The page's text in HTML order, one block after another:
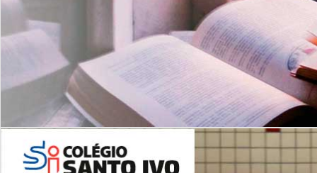
Leituras Literárias
6º AO 9º ANO FUNDAMENTAL
Inglês: Turmas Reduzidas
(Proficiência)